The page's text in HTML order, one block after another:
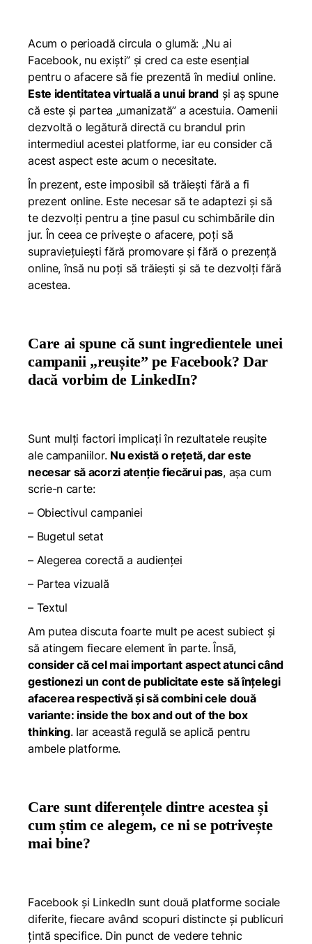
Acum o perioadă circula o glumă: „Nu ai
Facebook, nu exiști” și cred ca este esențial
pentru o afacere să fie prezentă în mediul online.
Este identitatea virtuală a unui brand și aș spune
că este și partea „umanizată” a acestuia. Oamenii
dezvoltă o legătură directă cu brandul prin
intermediul acestei platforme, iar eu consider că
acest aspect este acum o necesitate.
În prezent, este imposibil să trăiești fără a fi
prezent online. Este necesar să te adaptezi și să
te dezvolți pentru a ține pasul cu schimbările din
jur. În ceea ce privește o afacere, poți să
supraviețuiești fără promovare și fără o prezență
online, însă nu poți să trăiești și să te dezvolți fără
acestea.
Care ai spune că sunt ingredientele unei
campanii „reușite” pe Facebook? Dar
dacă vorbim de LinkedIn?
Sunt mulți factori implicați în rezultatele reușite
ale campaniilor. Nu există o rețetă, dar este
necesar să acorzi atenție fiecărui pas, așa cum
scrie-n carte:
– Obiectivul campaniei
– Bugetul setat
– Alegerea corectă a audienței
– Partea vizuală
– Textul
Am putea discuta foarte mult pe acest subiect și
să atingem fiecare element în parte. Însă,
consider că cel mai important aspect atunci când
gestionezi un cont de publicitate este să înțelegi
afacerea respectivă și să combini cele două
variante: inside the box and out of the box
thinking. Iar această regulă se aplică pentru
ambele platforme.
Care sunt diferențele dintre acestea și
cum știm ce alegem, ce ni se potrivește
mai bine?
Facebook și LinkedIn sunt două platforme sociale
diferite, fiecare având scopuri distincte și publicuri
țintă specifice. Din punct de vedere tehnic